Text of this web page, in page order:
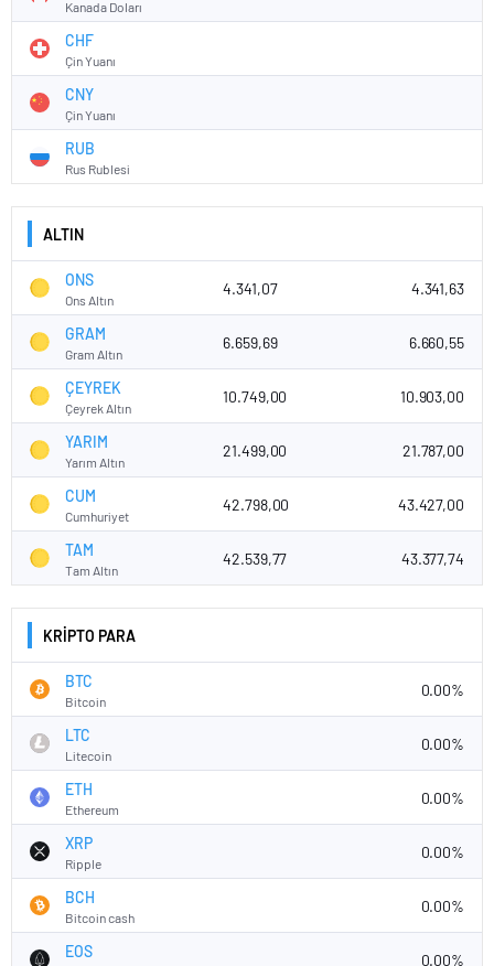
Kanada Doları
CHF
Çin Yuanı
CNY
Çin Yuanı
RUB
Rus Rublesi
ALTIN
ONS
Ons Altın
4.341,07 4.341,63
GRAM
Gram Altın
6.659,69 6.660,55
ÇEYREK
Çeyrek Altın
10.749,00 10.903,00
YARIM
Yarım Altın
21.499,00 21.787,00
CUM
Cumhuriyet
42.798,00 43.427,00
TAM
Tam Altın
42.539,77 43.377,74
KRİPTO PARA
BTC
Bitcoin
0.00%
LTC
Litecoin
0.00%
ETH
Ethereum
0.00%
XRP
Ripple
0.00%
BCH
Bitcoin cash
0.00%
EOS 0.00%